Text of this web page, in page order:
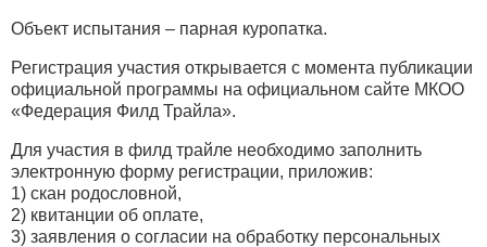
Объект испытания – парная куропатка.
Регистрация участия открывается с момента публикации
официальной программы на официальном сайте МКОО
«Федерация Филд Трайла».
Для участия в филд трайле необходимо заполнить
электронную форму регистрации, приложив:
1) скан родословной,
2) квитанции об оплате,
3) заявления о согласии на обработку персональных